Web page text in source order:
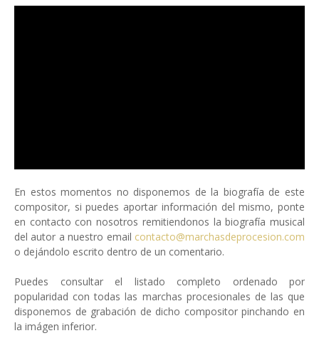
En estos momentos no disponemos de la biografía de este
compositor, si puedes aportar información del mismo, ponte
en contacto con nosotros remitiendonos la biografía musical
del autor a nuestro email contacto@marchasdeprocesion.com
o dejándolo escrito dentro de un comentario.
Puedes consultar el listado completo ordenado por
popularidad con todas las marchas procesionales de las que
disponemos de grabación de dicho compositor pinchando en
la imágen inferior.